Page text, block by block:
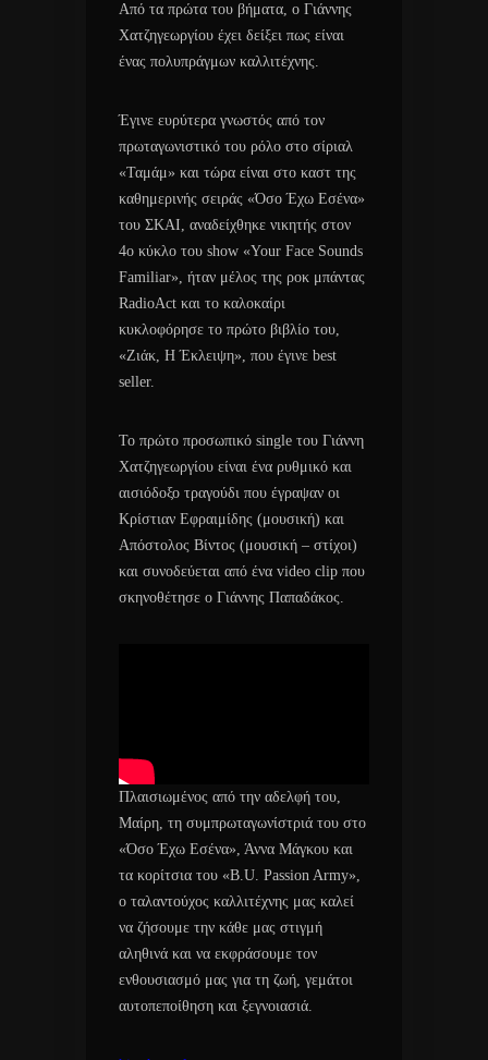
Από τα πρώτα του βήματα, ο Γιάννης
Χατζηγεωργίου έχει δείξει πως είναι
ένας πολυπράγμων καλλιτέχνης.
Έγινε ευρύτερα γνωστός από τον
πρωταγωνιστικό του ρόλο στο σίριαλ
«Ταμάμ» και τώρα είναι στο καστ της
καθημερινής σειράς «Όσο Έχω Εσένα»
του ΣΚΑΙ, αναδείχθηκε νικητής στον
4ο κύκλο του show «Your Face Sounds
Familiar», ήταν μέλος της ροκ μπάντας
RadioAct και το καλοκαίρι
κυκλοφόρησε το πρώτο βιβλίο του,
«Ζιάκ, Η Έκλειψη», που έγινε best
seller.
Το πρώτο προσωπικό single του Γιάννη
Χατζηγεωργίου είναι ένα ρυθμικό και
αισιόδοξο τραγούδι που έγραψαν οι
Κρίστιαν Εφραιμίδης (μουσική) και
Απόστολος Βίντος (μουσική – στίχοι)
και συνοδεύεται από ένα video clip που
σκηνοθέτησε ο Γιάννης Παπαδάκος.
Πλαισιωμένος από την αδελφή του,
Μαίρη, τη συμπρωταγωνίστριά του στο
«Όσο Έχω Εσένα», Άννα Μάγκου και
τα κορίτσια του «B.U. Passion Army»,
ο ταλαντούχος καλλιτέχνης μας καλεί
να ζήσουμε την κάθε μας στιγμή
αληθινά και να εκφράσουμε τον
ενθουσιασμό μας για τη ζωή, γεμάτοι
αυτοπεποίθηση και ξεγνοιασιά.